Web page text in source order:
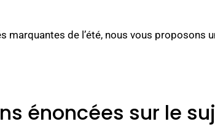
de l’été, nous vous proposons
énoncées sur le